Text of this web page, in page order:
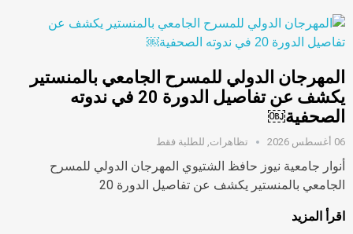
المهرجان الدولي للمسرح الجامعي بالمنستير
يكشف عن تفاصيل الدورة 20 في ندوته
الصحفية￼
06 أغسطس 2026 تظاهرات للطلبة فقط
أنوار جامعية نيوز حافظ الشتيوي المهرجان الدولي للمسرح
الجامعي بالمنستير يكشف عن تفاصيل الدورة 20
اقرأ المزيد